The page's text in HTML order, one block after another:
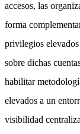
accesos, las
forma
privilegios
sobre dichas
habilitar
elevados a un
visibilidad